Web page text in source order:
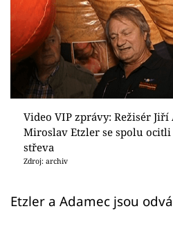
Virály
Sex a vztahy
Videa
Sledujte prima+
Přihlášení
Video VIP zprávy: Režisér Jiří
Miroslav Etzler se spolu
střeva
Zdroj: archiv
Etzler a Adamec jsou